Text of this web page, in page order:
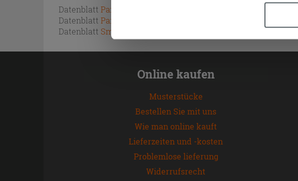
Datenblatt Paint SoftTouch
Datenblatt Paint UltraMatt
Datenblatt Smalto Universal
Online kaufen
Musterstücke
Bestellen Sie mit uns
Wie man online kauft
Lieferzeiten und -kosten
Problemlose lieferung
Widerrufsrecht